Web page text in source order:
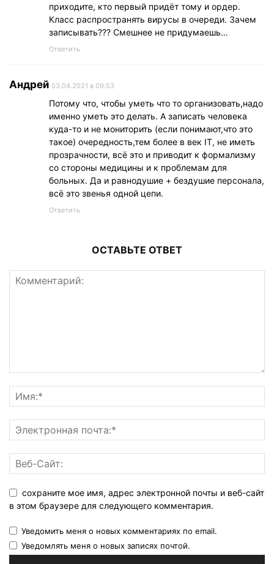
приходите, кто первый придёт тому и ордер.
Класс распространять вирусы в очереди. Зачем
записывать??? Смешнее не придумаешь…
Ответить
Андрей 03.04.2021 в 09:53
Потому что, чтобы уметь что то организовать,надо
именно уметь это делать. А записать человека
куда-то и не мониторить (если понимают,что это
такое) очередность,тем более в век IT, не иметь
прозрачности, всё это и приводит к формализму
со стороны медицины и к проблемам для
больных. Да и равнодушие + бездушие персонала,
всё это звенья одной цепи.
Ответить
ОСТАВЬТЕ ОТВЕТ
сохраните мое имя, адрес электронной почты и веб-сайт
в этом браузере для следующего комментария.
Уведомить меня о новых комментариях по email.
Уведомлять меня о новых записях почтой.